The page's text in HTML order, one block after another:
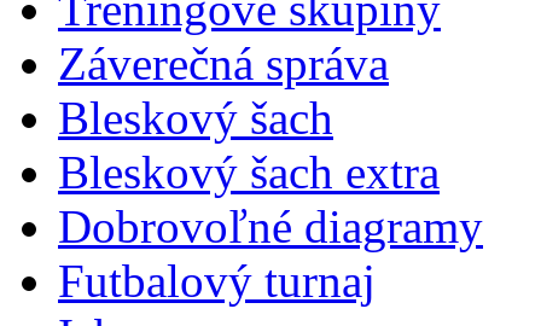
Záverečná správa
Bleskový šach
Bleskový šach extra
Dobrovoľné diagramy
Futbalový turnaj